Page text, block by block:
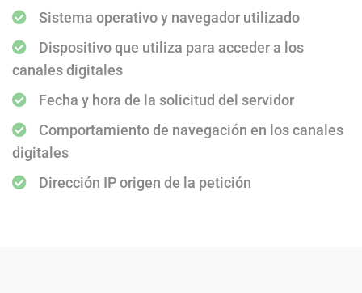
Sistema operativo y navegador utilizado
Dispositivo que utiliza para acceder a los
canales digitales
Fecha y hora de la solicitud del servidor
Comportamiento de navegación en los canales
digitales
Dirección IP origen de la petición